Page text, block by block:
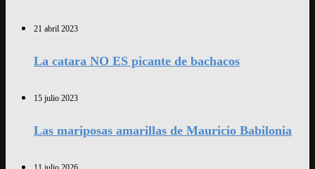
21 abril 2023
La catara NO ES picante de bachacos
15 julio 2023
Las mariposas amarillas de Mauricio Babilonia